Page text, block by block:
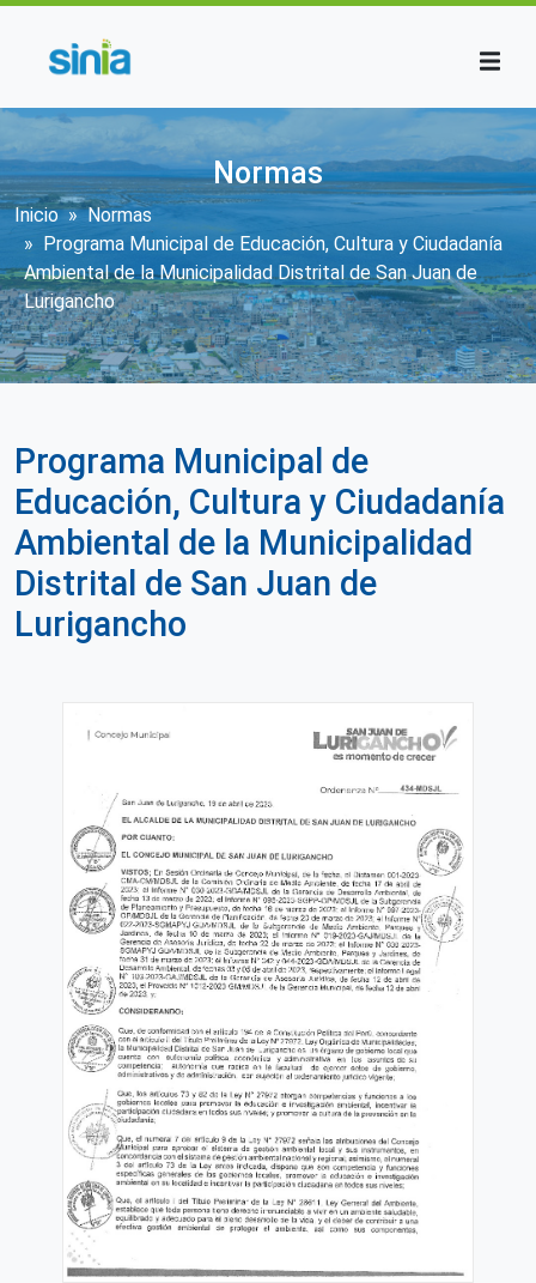
Normas
Sobrescribir enlaces de ayuda a la
Inicio
Normas
Programa Municipal de Educación, Cultura y Ciudadanía
Ambiental de la Municipalidad Distrital de San Juan de
Lurigancho
Programa Municipal de
Educación, Cultura y Ciudadanía
Ambiental de la Municipalidad
Distrital de San Juan de
Lurigancho